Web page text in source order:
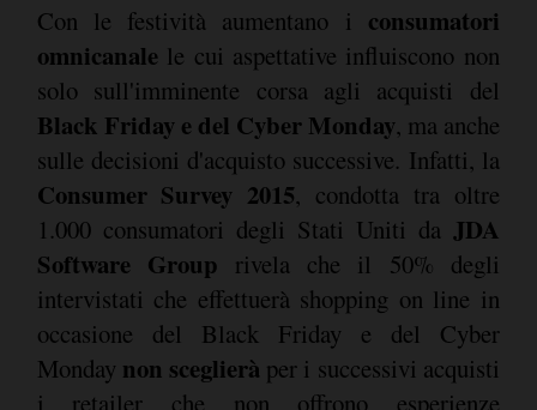
Con le festività aumentano i consumatori
omnicanale le cui aspettative influiscono non
solo sull'imminente corsa agli acquisti del
Black Friday e del Cyber Monday, ma anche
sulle decisioni d'acquisto successive. Infatti, la
Consumer Survey 2015, condotta tra oltre
1.000 consumatori degli Stati Uniti da JDA
Software Group rivela che il 50% degli
intervistati che effettuerà shopping on line in
occasione del Black Friday e del Cyber
Monday non sceglierà per i successivi acquisti
i retailer che non offrono esperienze